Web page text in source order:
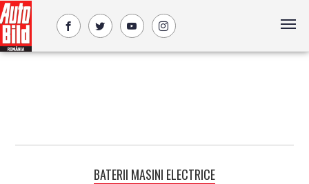
BATERII MASINI ELECTRICE